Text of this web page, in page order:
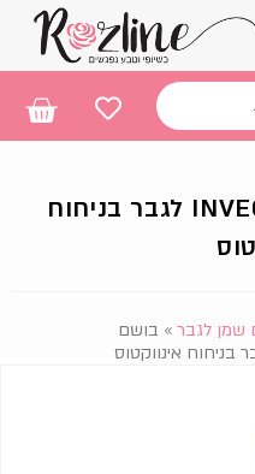
בושם שמן לגבר – INVECT לגבר בניחוח
שמן לגבר » בושם